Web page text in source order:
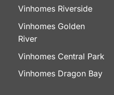
Vinhomes Riverside
Vinhomes Golden
River
Vinhomes Central Park
Vinhomes Dragon Bay